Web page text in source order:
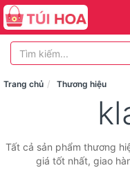
Trang chủ Thương hiệu
Tất cả sản phẩm thương
giá tốt nhất, giao